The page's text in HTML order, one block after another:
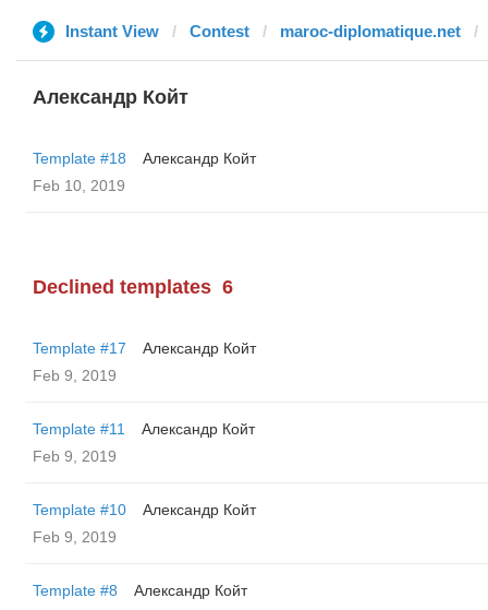
Instant View Contest maroc-diplomatique.net
Александр Койт
Template #18
Александр Койт
Feb 10, 2019
Declined templates 6
Template #17
Александр Койт
Feb 9, 2019
Template #11
Александр Койт
Feb 9, 2019
Template #10
Александр Койт
Feb 9, 2019
Template #8
Александр Койт